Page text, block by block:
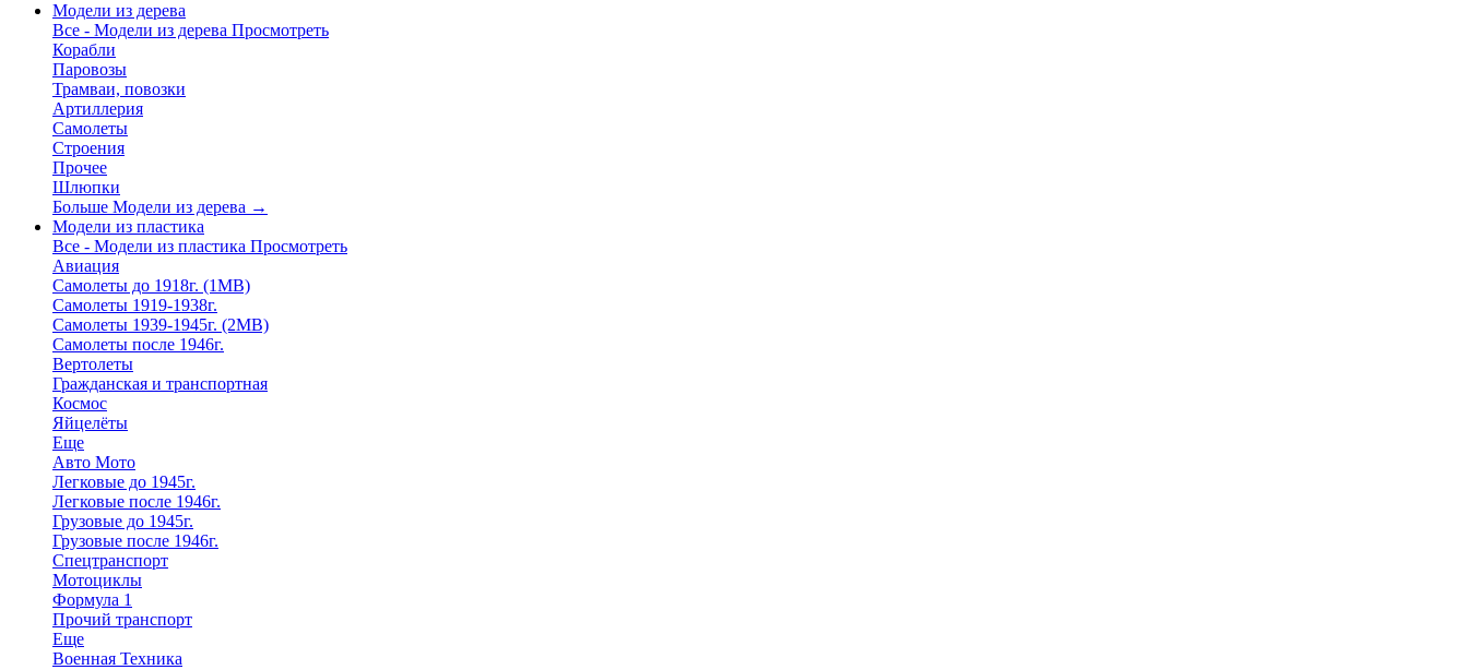
Модели из дерева
Все - Модели из дерева Просмотреть
Корабли
Паровозы
Трамваи, повозки
Артиллерия
Самолеты
Строения
Прочее
Шлюпки
Больше Модели из дерева →
Модели из пластика
Все - Модели из пластика Просмотреть
Авиация
Самолеты до 1918г. (1МВ)
Самолеты 1919-1938г.
Самолеты 1939-1945г. (2МВ)
Самолеты после 1946г.
Вертолеты
Гражданская и транспортная
Космос
Яйцелёты
Еще
Авто Мото
Легковые до 1945г.
Легковые после 1946г.
Грузовые до 1945г.
Грузовые после 1946г.
Спецтранспорт
Мотоциклы
Формула 1
Прочий транспорт
Еще
Военная Техника